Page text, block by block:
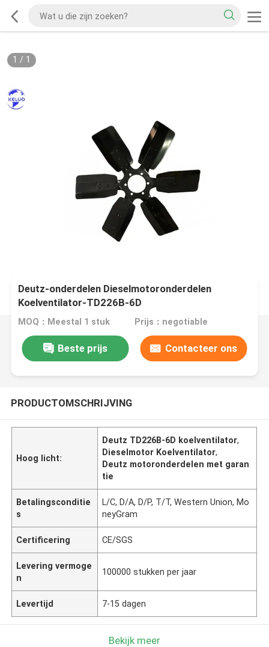
1 / 1
Deutz-onderdelen Dieselmotoronderdelen
Koelventilator-TD226B-6D
MOQ：Meestal 1 stuk Prijs：negotiable
Beste prijs Contacteer ons
PRODUCTOMSCHRIJVING
Hoog licht:
Deutz TD226B-6D koelventilator,
Dieselmotor Koelventilator,
Deutz motoronderdelen met garan
tie
Betalingsconditie
s
L/C, D/A, D/P, T/T, Western Union, Mo
neyGram
Certificering CE/SGS
Levering vermoge
n
100000 stukken per jaar
Levertijd 7-15 dagen
Bekijk meer